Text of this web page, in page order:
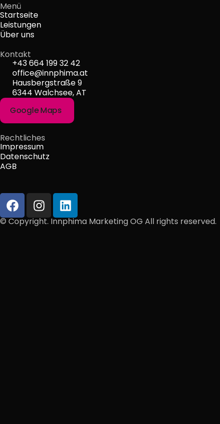
Menü
Startseite
Leistungen
Über uns
Kontakt
+43 664 199 32 42
office@innphima.at
Hausbergstraße 9
6344 Walchsee, AT
Google Maps
Rechtliches
Impressum
Datenschutz
AGB
© Copyright. Innphima Marketing OG All rights reserved.